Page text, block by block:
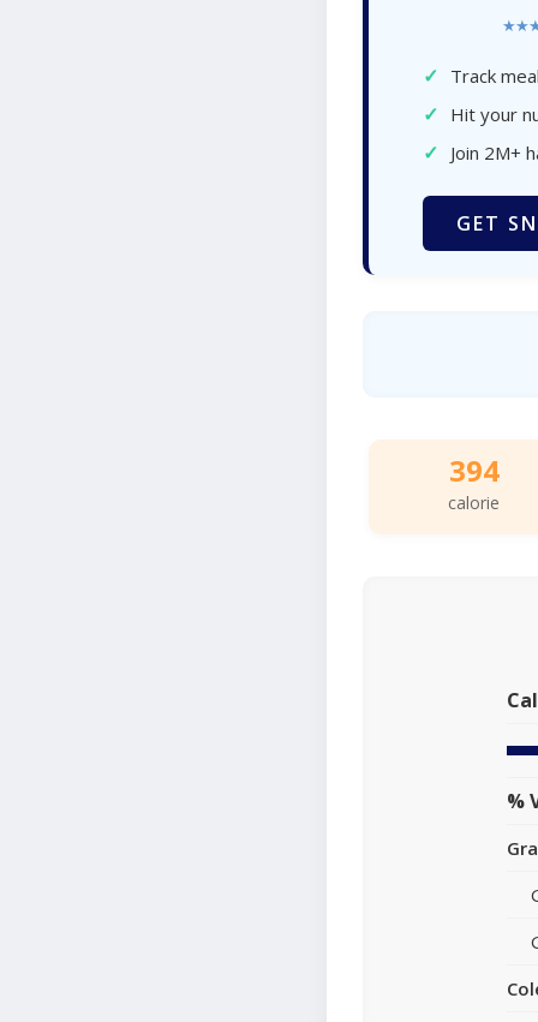
✓ Track
✓ Hit your
✓ Join 2M+
GET
394
calorie
%